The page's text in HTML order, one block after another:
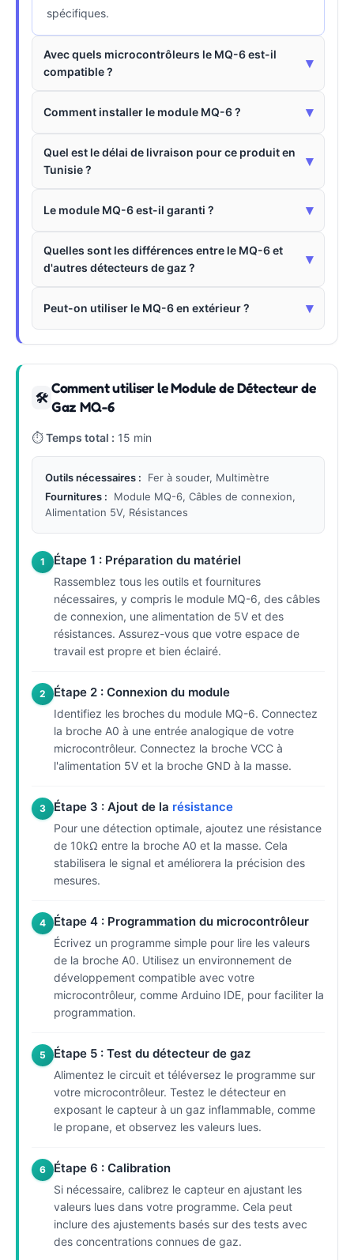
spécifiques.
Avec quels microcontrôleurs le MQ-6 est-il
compatible ?
▾
Comment installer le module MQ-6 ? ▾
Quel est le délai de livraison pour ce produit en
Tunisie ?
▾
Le module MQ-6 est-il garanti ? ▾
Quelles sont les différences entre le MQ-6 et
d'autres détecteurs de gaz ?
▾
Peut-on utiliser le MQ-6 en extérieur ? ▾
🛠
Comment utiliser le Module de Détecteur de
Gaz MQ-6
⏱Temps total : 15 min
Outils nécessaires :
Fer à souder, Multimètre
Fournitures :
Module MQ-6, Câbles de connexion,
Alimentation 5V, Résistances
1 Étape 1 : Préparation du matériel
Rassemblez tous les outils et fournitures
nécessaires, y compris le module MQ-6, des câbles
de connexion, une alimentation de 5V et des
résistances. Assurez-vous que votre espace de
travail est propre et bien éclairé.
2 Étape 2 : Connexion du module
Identifiez les broches du module MQ-6. Connectez
la broche A0 à une entrée analogique de votre
microcontrôleur. Connectez la broche VCC à
l'alimentation 5V et la broche GND à la masse.
3 Étape 3 : Ajout de la résistance
Pour une détection optimale, ajoutez une résistance
de 10kΩ entre la broche A0 et la masse. Cela
stabilisera le signal et améliorera la précision des
mesures.
4 Étape 4 : Programmation du microcontrôleur
Écrivez un programme simple pour lire les valeurs
de la broche A0. Utilisez un environnement de
développement compatible avec votre
microcontrôleur, comme Arduino IDE, pour faciliter la
programmation.
5 Étape 5 : Test du détecteur de gaz
Alimentez le circuit et téléversez le programme sur
votre microcontrôleur. Testez le détecteur en
exposant le capteur à un gaz inflammable, comme
le propane, et observez les valeurs lues.
6 Étape 6 : Calibration
Si nécessaire, calibrez le capteur en ajustant les
valeurs lues dans votre programme. Cela peut
inclure des ajustements basés sur des tests avec
des concentrations connues de gaz.